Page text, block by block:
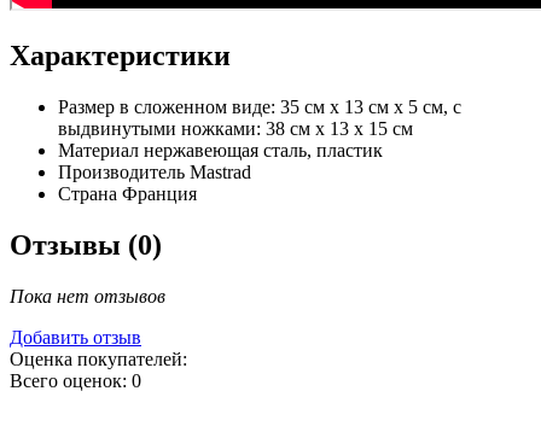
Характеристики
Размер в сложенном виде: 35 см х 13 см х 5 см, с
выдвинутыми ножками: 38 см х 13 х 15 см
Материал нержавеющая сталь, пластик
Производитель Mastrad
Страна Франция
Отзывы (0)
Пока нет отзывов
Добавить отзыв
Оценка покупателей:
Всего оценок: 0